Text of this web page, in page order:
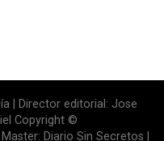
| Director editorial: Jose
Copyright ©
Diario Sin Secretos |